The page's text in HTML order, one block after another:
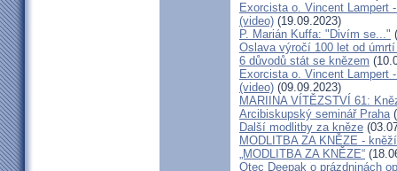
Exorcista o. Vincent Lampert
(video) (19.09.2023)
P. Marián Kuffa: "Divím se..."
Oslava výročí 100 let od
6 důvodů stát se knězem
Exorcista o. Vincent Lampert
(video) (09.09.2023)
MARIINA VÍTĚZSTVÍ 61:
Arcibiskupský seminář Praha
Další modlitby za kněze
MODLITBA ZA KNĚZE -
„MODLITBA ZA KNĚZE“
Otec Deepak o prázdninách